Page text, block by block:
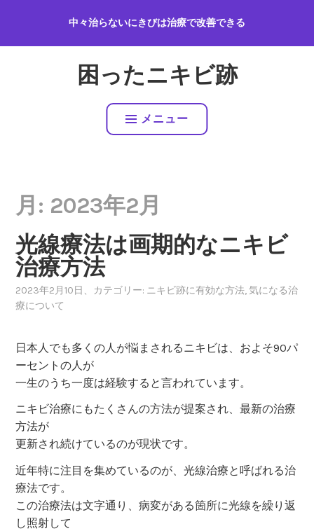
テ
中々治らないにきびは治療で改善できる
困ったニキビ跡
メニュー
月: 2023年2月
光線療法は画期的なニキビ
治療方法
2023年2月10日 、カテゴリー: ニキビ跡に有効な方法,気になる治
療について
日本人でも多くの人が悩まされるニキビは、およそ90パ
ーセントの人が
一生のうち一度は経験すると言われています。
ニキビ治療にもたくさんの方法が提案され、最新の治療
方法が
更新され続けているのが現状です。
近年特に注目を集めているのが、光線治療と呼ばれる治
療法です。
この治療法は文字通り、病変がある箇所に光線を繰り返
し照射して